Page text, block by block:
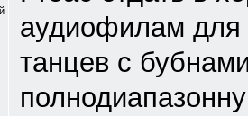
аудиофилам для
танцев с